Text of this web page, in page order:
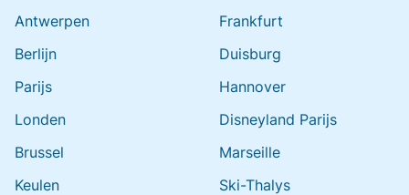
Antwerpen
Berlijn
Parijs
Londen
Brussel
Keulen
Frankfurt
Duisburg
Hannover
Disneyland Parijs
Marseille
Ski-Thalys